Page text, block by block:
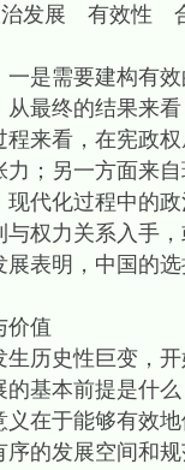
发展 有效性
是需要建构有
最终的结果来
来看，在宪政
；另一方面来
代化过程中的
权力关系入手
表明，中国的
价值
历史性巨变，
基本前提是什
在于能够有效
的发展空间和